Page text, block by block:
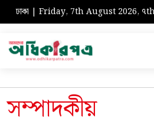
ঢাকা | Friday, 7th August 2026,
সম্পাদকীয়